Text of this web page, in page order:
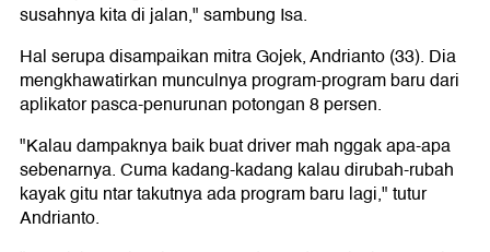
susahnya kita di jalan," sambung Isa.
Hal serupa disampaikan mitra Gojek, Andrianto (33). Dia
mengkhawatirkan munculnya program-program baru dari
aplikator pasca-penurunan potongan 8 persen.
"Kalau dampaknya baik buat driver mah nggak apa-apa
sebenarnya. Cuma kadang-kadang kalau dirubah-rubah
kayak gitu ntar takutnya ada program baru lagi," tutur
Andrianto.